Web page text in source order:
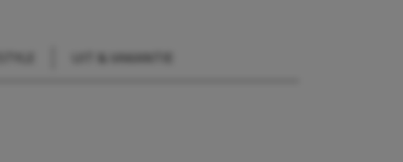
UIT & VAKANTIE